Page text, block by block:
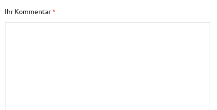
Ihr Kommentar*